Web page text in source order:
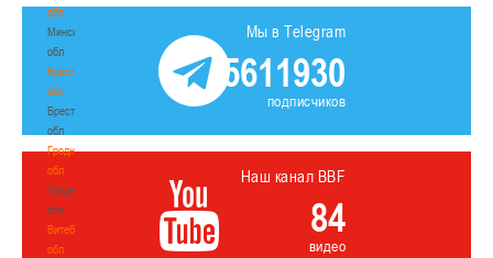
обл
Минская
обл
Брестская
обл
Брестская
обл
Гродненская
обл
Гродненская
обл
Витебская
обл
Мы в Telegram
5611930
подписчиков
Наш канал BBF
84
видео